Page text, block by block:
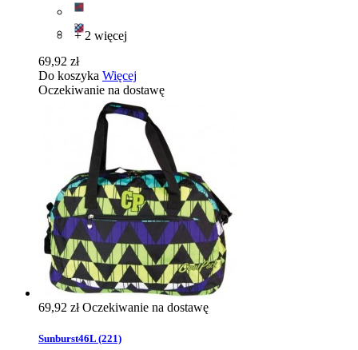
+ 2 więcej
69,92 zł
Do koszyka Więcej
Oczekiwanie na dostawę
69,92 złOczekiwanie na dostawę
Sunburst46L (221)